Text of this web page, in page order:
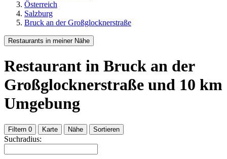
Österreich
Salzburg
Bruck an der Großglocknerstraße
Restaurants in meiner Nähe
Restaurant in Bruck an der
Großglocknerstraße und 10 km
Umgebung
Filtern 0 Karte Nähe Sortieren
Suchradius: